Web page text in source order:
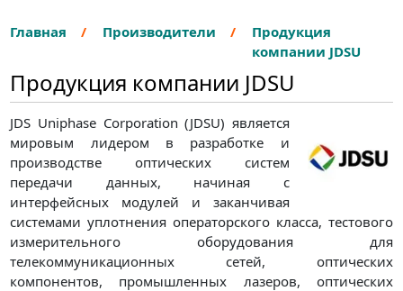
Главная Производители
Продукция
компании JDSU
Продукция компании JDSU
JDS Uniphase Corporation (JDSU) является
мировым лидером в разработке и
производстве оптических систем
передачи данных, начиная с
интерфейсных модулей и заканчивая
системами уплотнения операторского класса, тестового
измерительного оборудования для
телекоммуникационных сетей, оптических
компонентов, промышленных лазеров, оптических